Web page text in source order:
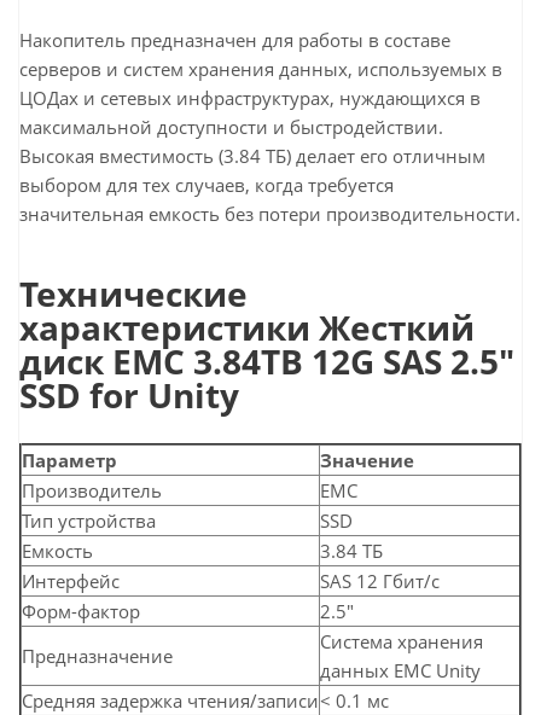
Накопитель предназначен для работы в составе
серверов и систем хранения данных, используемых в
ЦОДах и сетевых инфраструктурах, нуждающихся в
максимальной доступности и быстродействии.
Высокая вместимость (3.84 ТБ) делает его отличным
выбором для тех случаев, когда требуется
значительная емкость без потери производительности.
Технические
характеристики Жесткий
диск EMC 3.84TB 12G SAS 2.5"
SSD for Unity
Параметр
Значение
Производитель
EMC
Тип устройства
SSD
Емкость
3.84 ТБ
Интерфейс
SAS 12 Гбит/с
Форм-фактор
2.5"
Предназначение
Система хранения
данных EMC Unity
Средняя задержка чтения/записи< 0.1 мс